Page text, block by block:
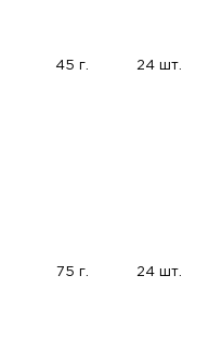
45 г. 24 шт.
75 г. 24 шт.